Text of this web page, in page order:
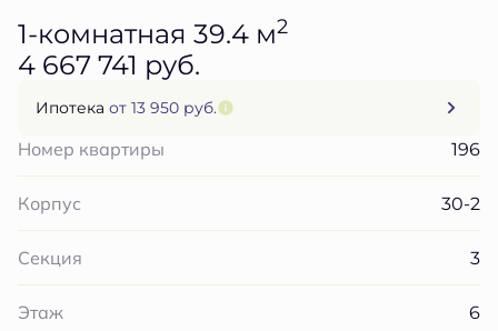
1-комнатная 39.4 м2
4 667 741 руб.
Ипотека от 13 950 руб.
Номер квартиры 196
Корпус 30-2
Секция 3
Этаж 6